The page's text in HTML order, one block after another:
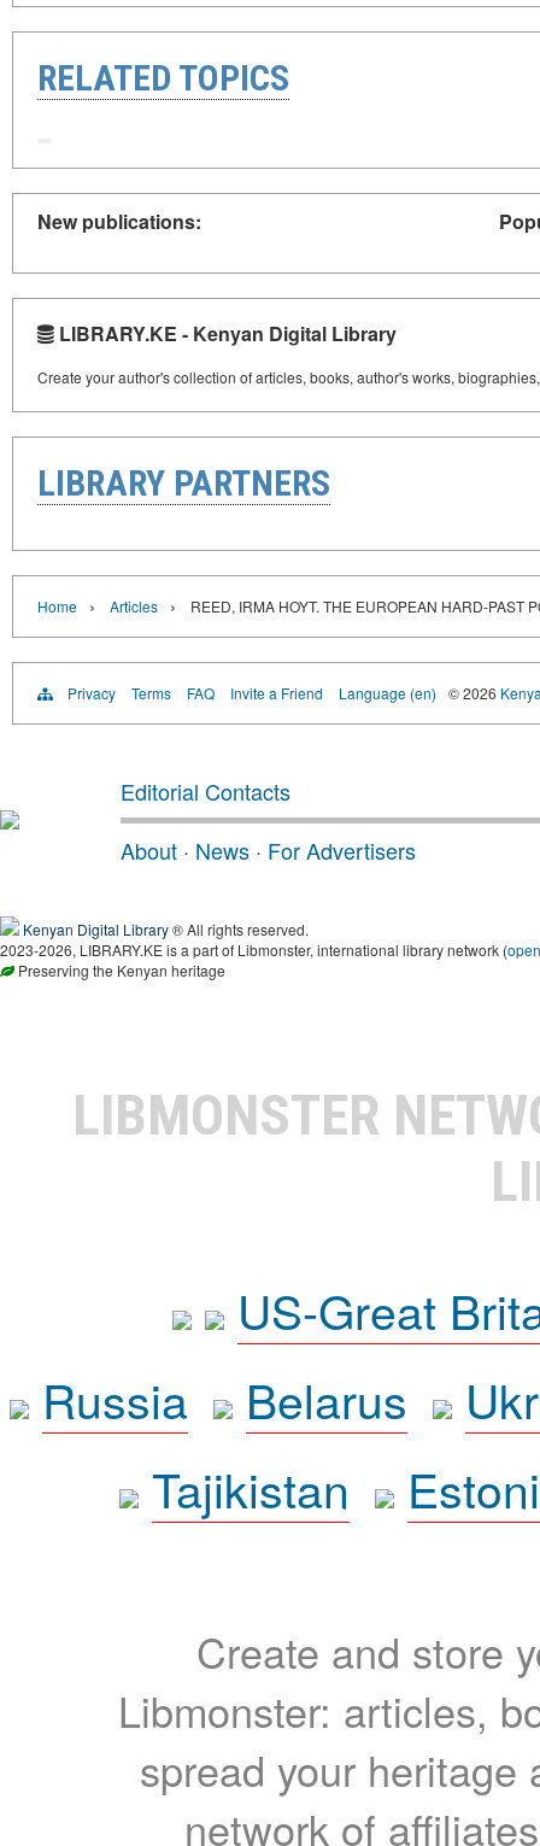
RELATED TOPICS
New publications:
LIBRARY.KE - Kenyan Digital Library
Create your author's collection of articles, books, author's works,
LIBRARY PARTNERS
Home › Articles › REED, IRMA HOYT. THE EUROPEAN HARD-PAST
Privacy Terms FAQ Invite a Friend Language (en) © 2026
Editorial Contacts
About · News · For Advertisers
Kenyan Digital Library® All rights reserved.
2023-2026, LIBRARY.KE is a part of Libmonster, international library network (
Preserving the Kenyan heritage
LIBMONSTER
US-Great
Russia
Belarus
Tajikistan
Create and store
Libmonster: articles,
spread your heritage
network of